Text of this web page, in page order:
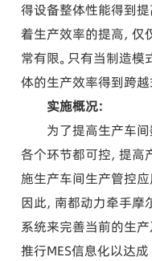
得设备整体性能得到提
着生产效率的提高，
常有限。只有当制造模
体的生产效率得到跨越
实施概况：
为了提高生产车
各个环节都可控，提高
施生产车间生产管控
因此，南都动力牵手摩
系统来完善当前的生
推行MES信息化以达